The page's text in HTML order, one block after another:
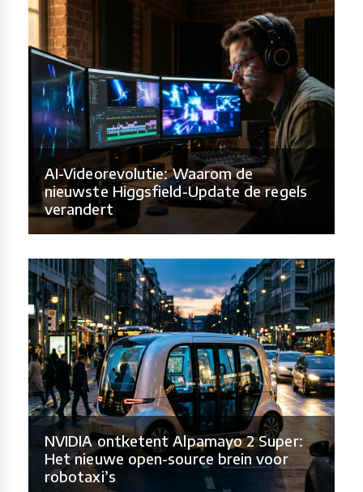
AI-Videorevolutie: Waarom de
nieuwste Higgsfield-Update de regels
verandert
NVIDIA ontketent Alpamayo 2 Super:
Het nieuwe open-source brein voor
robotaxi’s